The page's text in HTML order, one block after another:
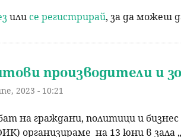
или се регистрирай, за да можеш
производители и
2023 - 10:21
на граждани, политици и
организираме на 13 юни в зала